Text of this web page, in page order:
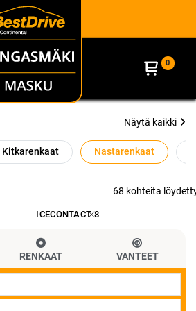
0
Näytä kaikki
Kitkarenkaat Nastarenkaat
68 kohteita
ICECONTACT 8
RENKAAT VANTEET